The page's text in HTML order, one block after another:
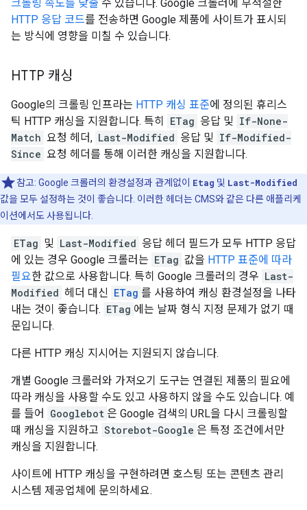
크롤링 속도를 낮출 수 있습니다. Google 크롤러에 부적절한
HTTP 응답 코드를 전송하면 Google 제품에 사이트가 표시되
는 방식에 영향을 미칠 수 있습니다.
HTTP 캐싱
Google의 크롤링 인프라는 HTTP 캐싱 표준에 정의된 휴리스
틱 HTTP 캐싱을 지원합니다. 특히
ETag 응답 및 If-None-
Match 요청 헤더, Last-Modified 응답 및 If-Modified-
Since 요청 헤더를 통해 이러한 캐싱을 지원합니다.
참고: Google 크롤러의 환경설정과 관계없이 Etag 및 Last-Modified
값을 모두 설정하는 것이 좋습니다. 이러한 헤더는 CMS와 같은 다른 애플리케
이션에서도 사용됩니다.
ETag 및 Last-Modified 응답 헤더 필드가 모두 HTTP 응답
에 있는 경우 Google 크롤러는 ETag 값을 HTTP 표준에 따라
필요한 값으로 사용합니다. 특히 Google 크롤러의 경우 Last-
Modified 헤더 대신 ETag 를 사용하여 캐싱 환경설정을 나타
내는 것이 좋습니다. ETag 에는 날짜 형식 지정 문제가 없기 때
문입니다.
다른 HTTP 캐싱 지시어는 지원되지 않습니다.
개별 Google 크롤러와 가져오기 도구는 연결된 제품의 필요에
따라 캐싱을 사용할 수도 있고 사용하지 않을 수도 있습니다. 예
를 들어
Googlebot 은 Google 검색의 URL을 다시 크롤링할
때 캐싱을 지원하고 Storebot-Google 은 특정 조건에서만
캐싱을 지원합니다.
사이트에 HTTP 캐싱을 구현하려면 호스팅 또는 콘텐츠 관리
시스템 제공업체에 문의하세요.